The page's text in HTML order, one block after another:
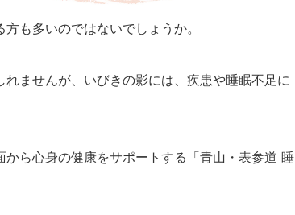
も多いのではないでしょうか。
ませんが、いびきの影には、疾患や睡眠不足に
ら心身の健康をサポートする「青山・表参道 睡